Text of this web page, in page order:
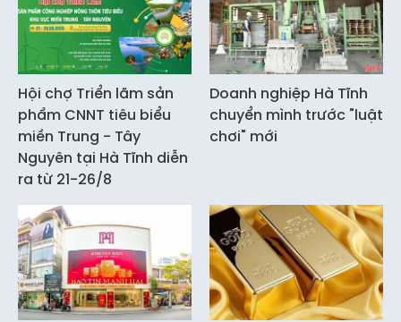
Hội chợ Triển lãm sản
phẩm CNNT tiêu biểu
miền Trung - Tây
Nguyên tại Hà Tĩnh diễn
ra từ 21-26/8
Doanh nghiệp Hà Tĩnh
chuyển mình trước "luật
chơi" mới